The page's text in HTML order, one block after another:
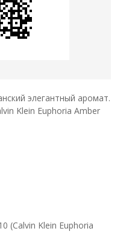
элегантный аромат.
Klein Euphoria Amber
(Calvin Klein Euphoria